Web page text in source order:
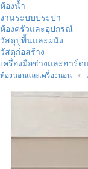
ห้องน้ำ
งานระบบประปา
ห้องครัวและอุปกรณ์
วัสดุปูพื้นและผนัง
วัสดุก่อสร้าง
เครื่องมือช่างและฮาร์ด
ห้องนอนและเครื่องนอน